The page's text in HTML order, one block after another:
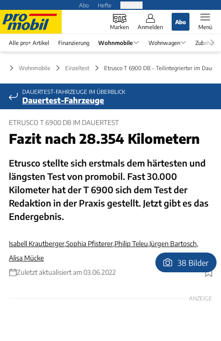
Abo Hefte
Marken Anmelden
Abo
Menü
Alle pro+ Artikel Finanzierung Wohnmobile Wohnwagen Zubehör
Wohnmobile Einzeltest Etrusco T 6900 DB - Teilintegrierter im
DAUERTEST-FAHRZEUGE IM ÜBERBLICK
Dauertest-Fahrzeuge
ETRUSCO T 6900 DB IM DAUERTEST
Fazit nach 28.354 Kilometern
Etrusco stellte sich erstmals dem härtesten und
längsten Test von promobil. Fast 30.000
Kilometer hat der T 6900 sich dem Test der
Redaktion in der Praxis gestellt. Jetzt gibt es das
Endergebnis.
Isabell Krautberger,Sophia Pfisterer,Philip Teleu,Jürgen Bartosch,
Alisa Mücke
Zuletzt aktualisiert am 03.06.2022
Foto: Andreas Becker
38 Bilder
ANZEIGE